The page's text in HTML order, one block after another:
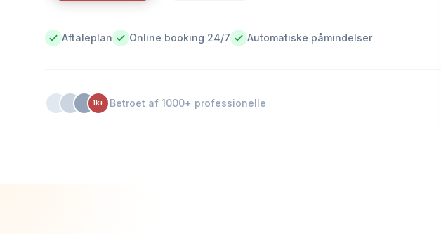
Aftaleplan Online booking 24/7 Automatiske påmindelser
1k+ Betroet af 1000+ professionelle